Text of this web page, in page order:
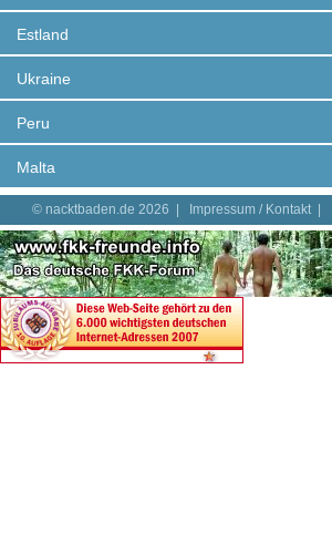
Estland
Ukraine
Peru
Malta
© nacktbaden.de 2026 | Impressum / Kontakt|